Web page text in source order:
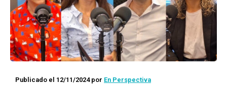
Publicado el 12/11/2024por En Perspectiva